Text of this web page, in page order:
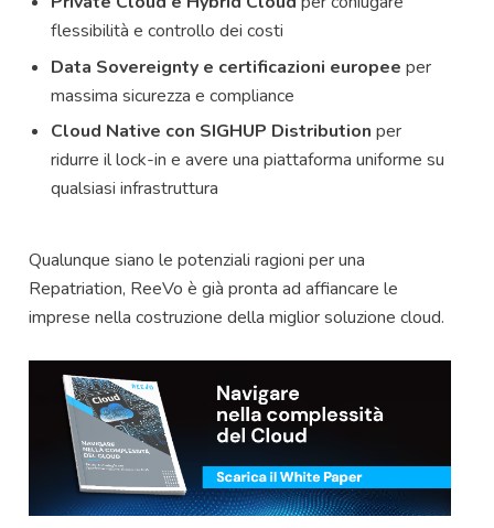
flessibilità e controllo dei costi
Data Sovereignty e certificazioni europee per
massima sicurezza e compliance
Cloud Native con SIGHUP Distribution per
ridurre il lock-in e avere una piattaforma uniforme su
qualsiasi infrastruttura
Qualunque siano le potenziali ragioni per una
Repatriation, ReeVo è già pronta ad affiancare le
imprese nella costruzione della miglior soluzione cloud.